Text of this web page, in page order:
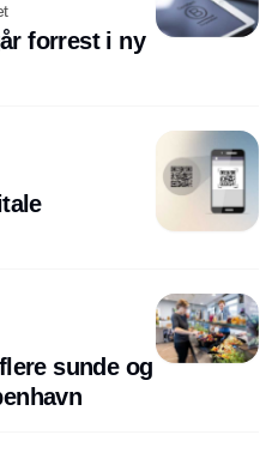
forrest i ny
sunde og